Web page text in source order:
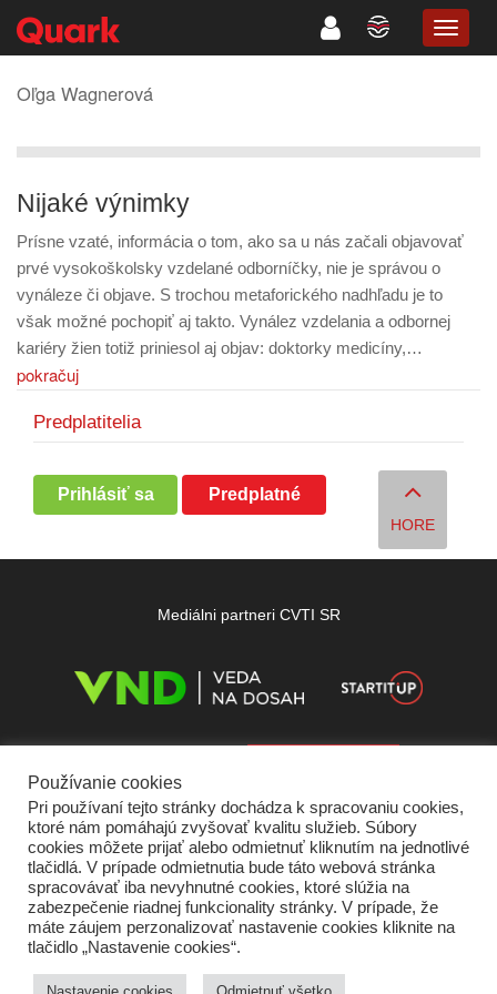
Oľga Wagnerová
Nijaké výnimky
Prísne vzaté, informácia o tom, ako sa u nás začali objavovať
prvé vysokoškolsky vzdelané odborníčky, nie je správou o
vynáleze či objave. S trochou metaforického nadhľadu je to
však možné pochopiť aj takto. Vynález vzdelania a odbornej
kariéry žien totiž priniesol aj objav: doktorky medicíny,…
pokračuj
Predplatitelia
Prihlásiť sa Predplatné
HORE
Mediálni partneri CVTI SR
Domov O nás Kontakt Vydavateľ
Podmienky používania
Ochrana súkromia Štatút súťaží
Používanie cookies
Pri používaní tejto stránky dochádza k spracovaniu cookies,
ktoré nám pomáhajú zvyšovať kvalitu služieb. Súbory
cookies môžete prijať alebo odmietnuť kliknutím na jednotlivé
tlačidlá. V prípade odmietnutia bude táto webová stránka
spracovávať iba nevyhnutné cookies, ktoré slúžia na
zabezpečenie riadnej funkcionality stránky. V prípade, že
máte záujem perzonalizovať nastavenie cookies kliknite na
tlačidlo „Nastavenie cookies“.